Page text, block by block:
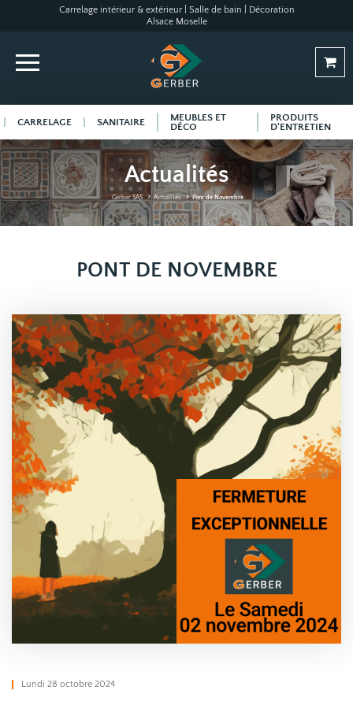
Carrelage intérieur & extérieur | Salle de bain | Décoration
Alsace Moselle
CARRELAGE SANITAIRE
MEUBLES ET
DÉCO
PRODUITS
D'ENTRETIEN
Actualités
Gerber SAS Actualités Pont de Novembre
PONT DE NOVEMBRE
Lundi 28 octobre 2024